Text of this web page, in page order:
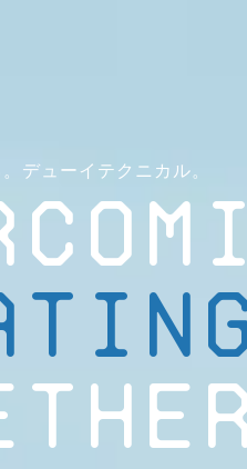
デューイテクニカル。